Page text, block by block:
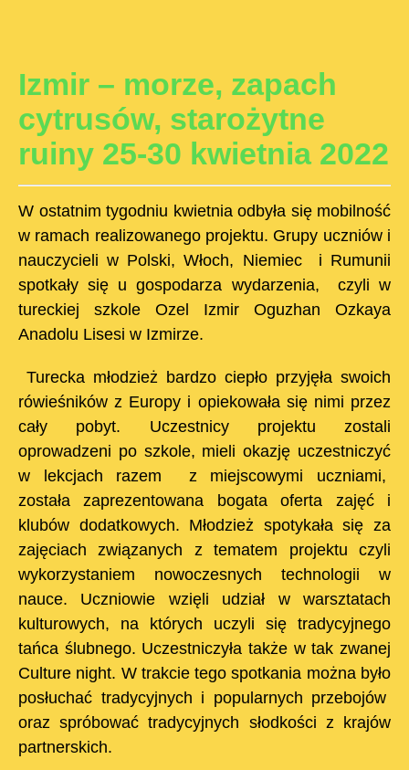
Izmir – morze, zapach
cytrusów, starożytne
ruiny 25-30 kwietnia 2022
W ostatnim tygodniu kwietnia odbyła się mobilność
w ramach realizowanego projektu. Grupy uczniów i
nauczycieli w Polski, Włoch, Niemiec i Rumunii
spotkały się u gospodarza wydarzenia, czyli w
tureckiej szkole Ozel Izmir Oguzhan Ozkaya
Anadolu Lisesi w Izmirze.
Turecka młodzież bardzo ciepło przyjęła swoich
rówieśników z Europy i opiekowała się nimi przez
cały pobyt. Uczestnicy projektu zostali
oprowadzeni po szkole, mieli okazję uczestniczyć
w lekcjach razem z miejscowymi uczniami,
została zaprezentowana bogata oferta zajęć i
klubów dodatkowych. Młodzież spotykała się za
zajęciach związanych z tematem projektu czyli
wykorzystaniem nowoczesnych technologii w
nauce. Uczniowie wzięli udział w warsztatach
kulturowych, na których uczyli się tradycyjnego
tańca ślubnego. Uczestniczyła także w tak zwanej
Culture night. W trakcie tego spotkania można było
posłuchać tradycyjnych i popularnych przebojów
oraz spróbować tradycyjnych słodkości z krajów
partnerskich.